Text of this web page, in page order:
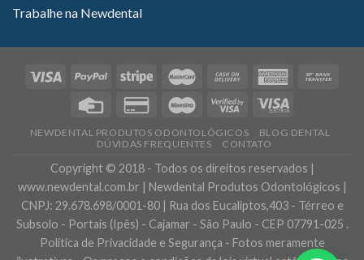
Trabalhe na Newdental
NEWDENTAL PRODUTOS ODONTOLÓGICOS
BLOG DENTAL
DÚVIDAS FREQUENTES
CONTATO
Copyright © 2018 - Todos os direitos reservados |
www.newdental.com.br | Newdental Produtos Odontológicos |
CNPJ: 29.678.698/0001-80 | Rua dos Eucaliptos,403 - Térreo e
Subsolo - Portais (Ipês) - Cajamar - São Paulo - CEP 07791-025 .
Política de Privacidade e Segurança - Fotos meramente